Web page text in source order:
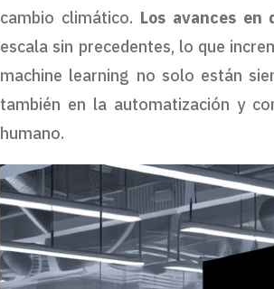
cambio climático. Los avances en
escala sin precedentes, lo que
machine learning no solo están
también en la automatización y
humano.